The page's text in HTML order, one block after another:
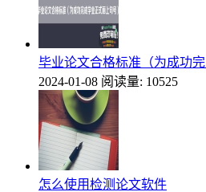
毕业论文合格标准（为成功
2024-01-08 阅读量: 10525
怎么使用检测论文软件